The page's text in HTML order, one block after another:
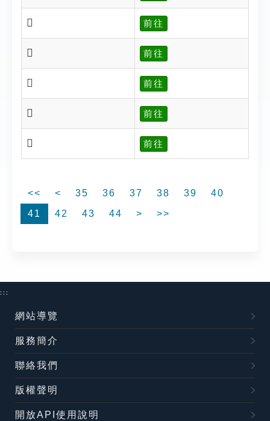
𩕮 前往
𩕯 前往
𩕱 前往
𩕲 前往
𩕳 前往
<< < 35 36 37 38 39
40
41
42 43 44 > >>
:::
網站導覽
服務簡介
聯絡我們
版權聲明
開放API使用說明